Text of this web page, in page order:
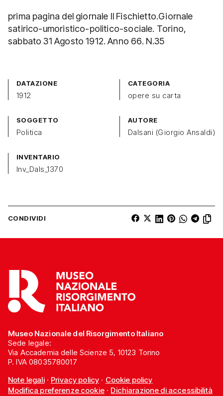
prima pagina del giornale Il Fischietto.Giornale
satirico-umoristico-politico-sociale. Torino,
sabbato 31 Agosto 1912. Anno 66. N.35
DATAZIONE
1912
CATEGORIA
opere su carta
SOGGETTO
Politica
AUTORE
Dalsani (Giorgio Ansaldi)
INVENTARIO
Inv_Dals_1370
CONDIVIDI
Museo Nazionale del Risorgimento Italiano
Sede legale:
Via Accademia delle Scienze 5, 10123 Torino
P. IVA 08035780017
Note legali· Privacy policy · Cookie policy
Modifica preferenze cookie· Dichiarazione di accessibilità